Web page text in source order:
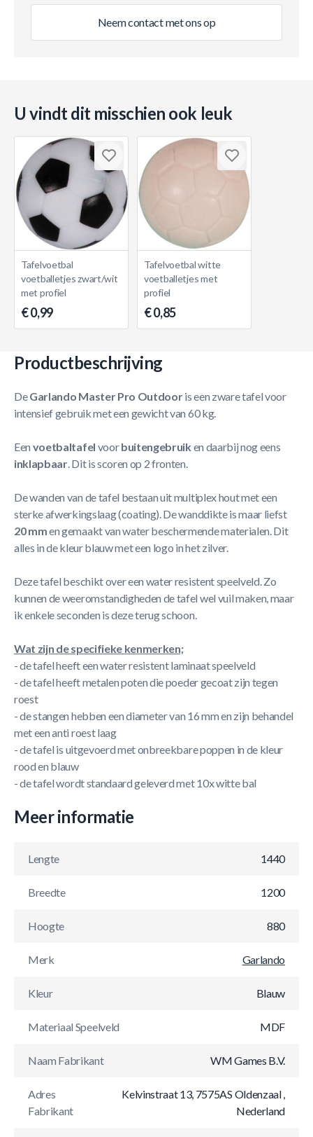
Neem contact met ons op
U vindt dit misschien ook leuk
Tafelvoetbal
voetballetjes zwart/wit
met profiel
€ 0,99
Tafelvoetbal witte
voetballetjes met
profiel
€ 0,85
Productbeschrijving
DeGarlando Master Pro Outdooris een zware tafel voor
intensief gebruik met een gewicht van 60 kg.
Een voetbaltafel voorbuitengebruik en daarbij nog eens
inklapbaar. Dit is scoren op 2 fronten.
De wanden van de tafel bestaan uit multiplex hout met een
sterke afwerkingslaag (coating). De wanddikte is maar liefst
20 mmen gemaakt van water beschermende materialen. Dit
alles in de kleur blauw met een logo in het zilver.
Deze tafel beschikt over een water resistent speelveld. Zo
kunnen de weeromstandigheden de tafel wel vuil maken, maar
ik enkele seconden is deze terug schoon.
Wat zijn de specifieke kenmerken;
- de tafel heeft een water resistent laminaat speelveld
- de tafel heeft metalen poten die poeder gecoat zijn tegen
roest
- de stangen hebben een diameter van 16 mm en zijn behandel
met een anti roest laag
- de tafel is uitgevoerd met onbreekbare poppen in de kleur
rood en blauw
- de tafel wordt standaard geleverd met 10x witte bal
Meer informatie
Lengte 1440
Breedte 1200
Hoogte 880
Merk Garlando
Kleur Blauw
Materiaal Speelveld MDF
Naam Fabrikant WM Games B.V.
Adres
Fabrikant
Kelvinstraat 13, 7575AS Oldenzaal ,
Nederland